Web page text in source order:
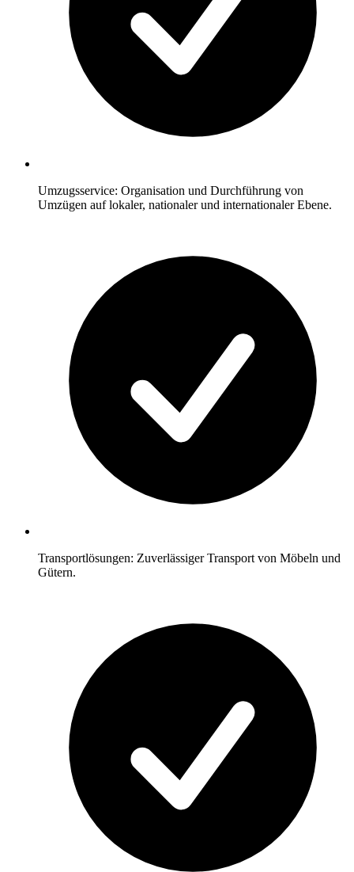
Umzugsservice: Organisation und Durchführung von
Umzügen auf lokaler, nationaler und internationaler Ebene.
Transportlösungen: Zuverlässiger Transport von Möbeln und
Gütern.